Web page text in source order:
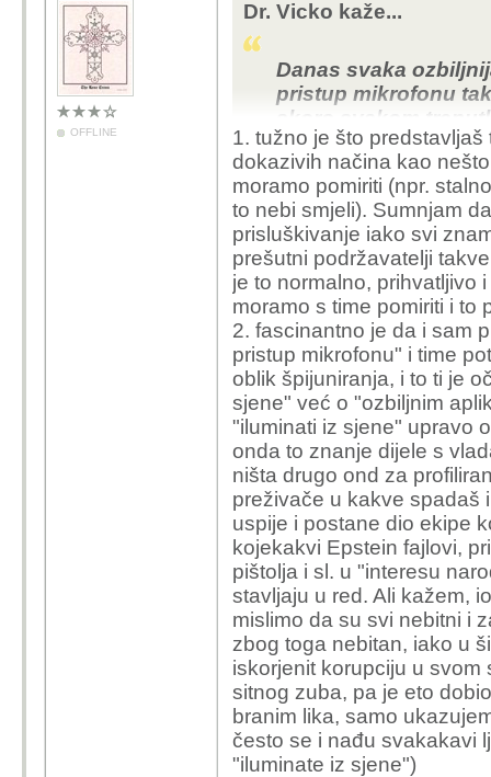
OFFLINE
Dr. Vicko kaže...
Danas svaka
pristup mikrofonu
skoro svakom
marketinga i ko zna
Za one koji se boje
interneta su vam
ne znam da je bilo
Svi smo mi vec pod
sport, streaming
POgledajte samo da
gay i da je na nivou
svim sredinama bolje
druge servise.
1. tužno je što
dokazivih načina kao
moramo pomiriti (npr.
to nebi smjeli). Sumnjam
prisluškivanje iako svi
prešutni podržavatelji
je to normalno, prihvatljivo
moramo s time pomiriti i to
2. fascinantno je da i sam
pristup mikrofonu" i time
oblik špijuniranja, i to ti je
sjene" već o "ozbiljnim
"iluminati iz sjene" upravo
onda to znanje dijele s
ništa drugo ond za
preživače u kakve spadaš
uspije i postane dio ekipe
kojekakvi Epstein fajlovi,
pištolja i sl. u "interesu
stavljaju u red. Ali kažem,
mislimo da su svi nebitni i
zbog toga nebitan, iako u
iskorjenit korupciju u svom
sitnog zuba, pa je eto
branim lika, samo
često se i nađu svakakavi
"iluminate iz sjene")